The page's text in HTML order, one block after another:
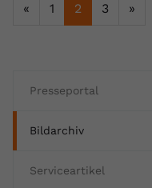
Presseportal
Bildarchiv(current)
Serviceartikel
« 1 2 3 »